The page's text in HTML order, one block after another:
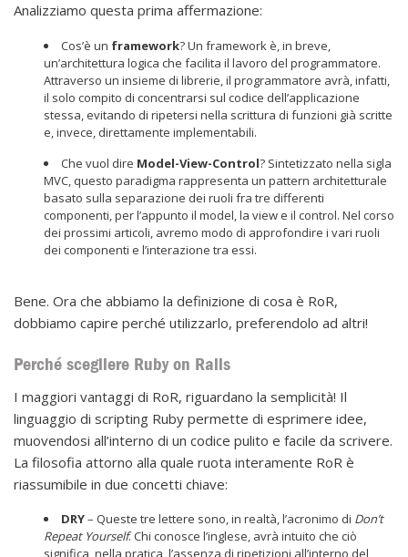
Analizziamo questa prima affermazione:
Cos’è un framework? Un framework è, in breve,
un’architettura logica che facilita il lavoro del programmatore.
Attraverso un insieme di librerie, il programmatore avrà, infatti,
il solo compito di concentrarsi sul codice dell’applicazione
stessa, evitando di ripetersi nella scrittura di funzioni già scritte
e, invece, direttamente implementabili.
Che vuol dire Model-View-Control? Sintetizzato nella sigla
MVC, questo paradigma rappresenta un pattern architetturale
basato sulla separazione dei ruoli fra tre differenti
componenti, per l’appunto il model, la view e il control. Nel corso
dei prossimi articoli, avremo modo di approfondire i vari ruoli
dei componenti e l’interazione tra essi.
Bene. Ora che abbiamo la definizione di cosa è RoR,
dobbiamo capire perché utilizzarlo, preferendolo ad altri!
Perché scegliere Ruby on Rails
I maggiori vantaggi di RoR, riguardano la semplicità! Il
linguaggio di scripting Ruby permette di esprimere idee,
muovendosi all’interno di un codice pulito e facile da scrivere.
La filosofia attorno alla quale ruota interamente RoR è
riassumibile in due concetti chiave:
DRY– Queste tre lettere sono, in realtà, l’acronimo di Don’t
Repeat Yourself. Chi conosce l’inglese, avrà intuito che ciò
significa, nella pratica, l’assenza di ripetizioni all’interno del